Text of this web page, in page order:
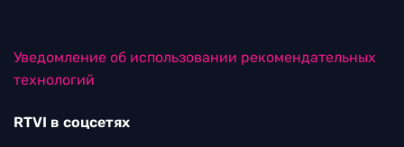
Уведомление об использовании рекомендательных
технологий
RTVI в соцсетях